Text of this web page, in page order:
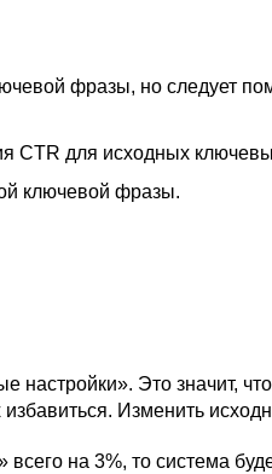
фразы, но следует
CTR для исходных
ключевой фразы.
Это значит,
Изменить
на 3%, то система